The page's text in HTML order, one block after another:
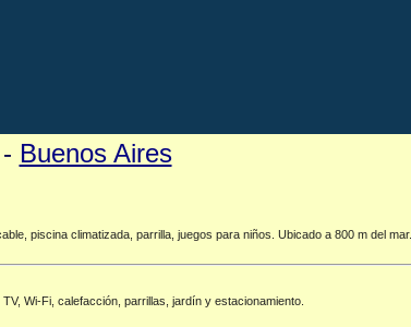
Buenos Aires
piscina climatizada, parrilla, juegos para niños. Ubicado a 800 m del mar.
Wi-Fi, calefacción, parrillas, jardín y estacionamiento.